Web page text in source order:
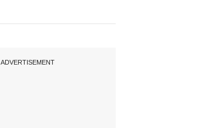
ADVERTISEMENT